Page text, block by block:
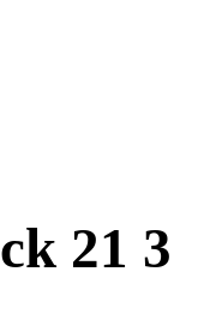
21 3